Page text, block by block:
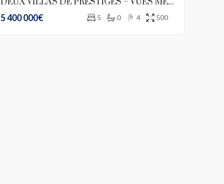
5 400 000€
5 0 4 500